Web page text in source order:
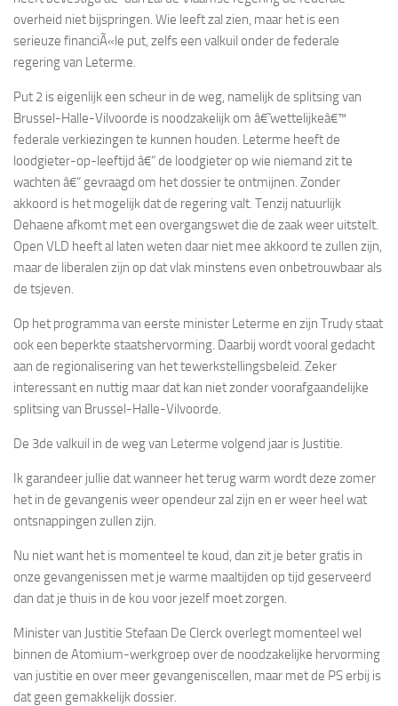
overheid niet bijspringen. Wie leeft zal zien, maar het is een
serieuze financiÃ«le put, zelfs een valkuil onder de federale
regering van Leterme.
Put 2 is eigenlijk een scheur in de weg, namelijk de splitsing van
Brussel-Halle-Vilvoorde is noodzakelijk om â€˜wettelijkeâ€™
federale verkiezingen te kunnen houden. Leterme heeft de
loodgieter-op-leeftijd â€“ de loodgieter op wie niemand zit te
wachten â€“ gevraagd om het dossier te ontmijnen. Zonder
akkoord is het mogelijk dat de regering valt. Tenzij natuurlijk
Dehaene afkomt met een overgangswet die de zaak weer uitstelt.
Open VLD heeft al laten weten daar niet mee akkoord te zullen zijn,
maar de liberalen zijn op dat vlak minstens even onbetrouwbaar als
de tsjeven.
Op het programma van eerste minister Leterme en zijn Trudy staat
ook een beperkte staatshervorming. Daarbij wordt vooral gedacht
aan de regionalisering van het tewerkstellingsbeleid. Zeker
interessant en nuttig maar dat kan niet zonder voorafgaandelijke
splitsing van Brussel-Halle-Vilvoorde.
De 3de valkuil in de weg van Leterme volgend jaar is Justitie.
Ik garandeer jullie dat wanneer het terug warm wordt deze zomer
het in de gevangenis weer opendeur zal zijn en er weer heel wat
ontsnappingen zullen zijn.
Nu niet want het is momenteel te koud, dan zit je beter gratis in
onze gevangenissen met je warme maaltijden op tijd geserveerd
dan dat je thuis in de kou voor jezelf moet zorgen.
Minister van Justitie Stefaan De Clerck overlegt momenteel wel
binnen de Atomium-werkgroep over de noodzakelijke hervorming
van justitie en over meer gevangeniscellen, maar met de PS erbij is
dat geen gemakkelijk dossier.